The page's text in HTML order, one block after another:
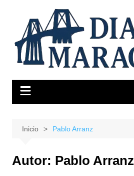
contenido
Inicio Pablo Arranz
Autor: Pablo Arranz